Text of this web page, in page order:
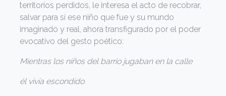
territorios perdidos, le interesa el acto de recobrar,
salvar para sí ese niño que fue y su mundo
imaginado y real, ahora transfigurado por el poder
evocativo del gesto poético:
Mientras los niños del barrio jugaban en la calle
él vivía escondido